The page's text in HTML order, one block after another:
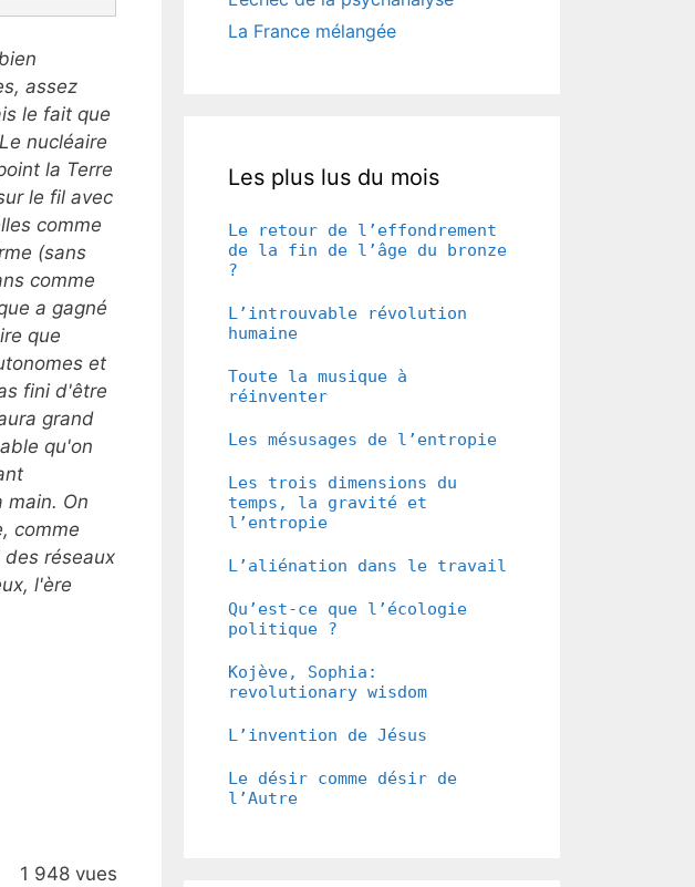
assez
le fait que
nucléaire
la Terre
le fil avec
comme
(sans
comme
a gagné
que
et
fini d'être
grand
qu'on
main. On
comme
réseaux
l'ère
1 948 vues
La France mélangée
Les plus lus du mois
Le retour de l’effondrement
de la fin de l’âge du bronze
?
L’introuvable révolution
humaine
Toute la musique à
réinventer
Les mésusages de l’entropie
Les trois dimensions du
temps, la gravité et
l’entropie
L’aliénation dans le travail
Qu’est-ce que l’écologie
politique ?
Kojève, Sophia:
revolutionary wisdom
L’invention de Jésus
Le désir comme désir de
l’Autre